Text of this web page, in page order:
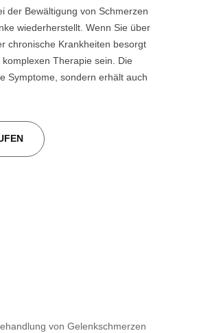
der Bewältigung von Schmerzen
wiederherstellt. Wenn Sie über
chronische Krankheiten besorgt
Therapie sein. Die
Symptome, sondern erhält auch
von Gelenkschmerzen